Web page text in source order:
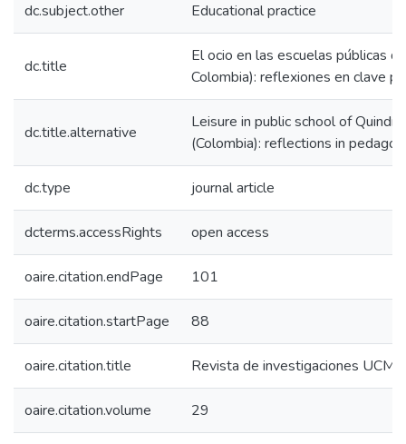
dc.subject.other Educational practice
dc.title
El ocio en las escuelas públicas
Colombia): reflexiones en clave
dc.title.alternative
Leisure in public school of Quindío
(Colombia): reflections in
dc.type journal article
dcterms.accessRights open access
oaire.citation.endPage 101
oaire.citation.startPage 88
oaire.citation.title Revista de investigaciones UCM
oaire.citation.volume 29